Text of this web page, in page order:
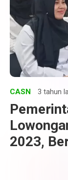
CASN 3 tahun
2023,